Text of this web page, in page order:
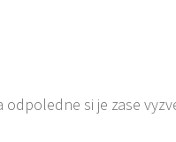
si je zase